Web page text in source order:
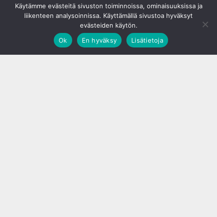
Käytämme evästeitä sivuston toiminnoissa, ominaisuuksissa ja
liikenteen analysoinnissa. Käyttämällä sivustoa hyväksyt
evästeiden käytön.
Ok
En hyväksy Lisätietoja